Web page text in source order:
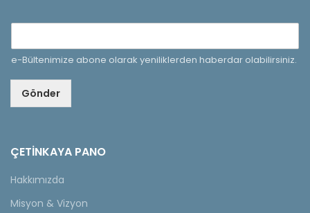
e-Bültenimize abone olarak yeniliklerden haberdar olabilirsiniz.
Gönder
ÇETINKAYA PANO
Hakkımızda
Misyon & Vizyon